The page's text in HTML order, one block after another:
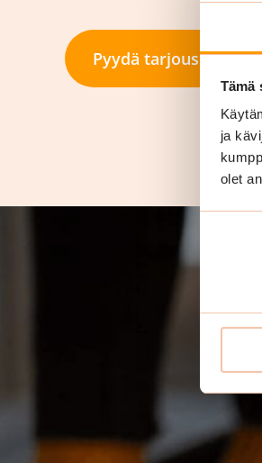
Tämä
ja
olet
Pyydä tarjous